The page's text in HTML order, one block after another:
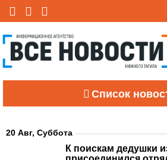
Список
20 Авг, Суббота
К поискам дедушки